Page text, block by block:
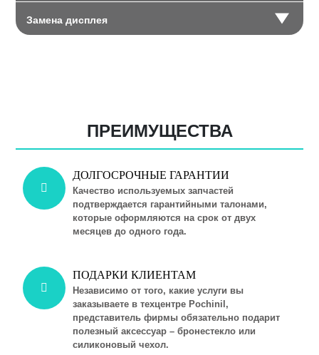
Замена дисплея
ПРЕИМУЩЕСТВА
ДОЛГОСРОЧНЫЕ ГАРАНТИИ
Качество используемых запчастей
подтверждается гарантийными талонами,
которые оформляются на срок от двух
месяцев до одного года.
ПОДАРКИ КЛИЕНТАМ
Независимо от того, какие услуги вы
заказываете в техцентре Pochinil,
представитель фирмы обязательно подарит
полезный аксессуар – бронестекло или
силиконовый чехол.